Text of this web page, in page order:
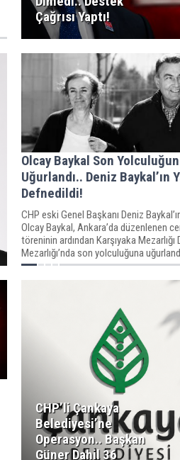
Çağrısı Yaptı!
Olcay Baykal Son
Uğurlandı.. Deniz Baykal’ın
Defnedildi!
CHP eski Genel Başkanı Deniz
Olcay Baykal, Ankara’da düzenlenen
töreninin ardından Karşıyaka Mezarlığı
Mezarlığı’nda son yolculuğuna
CHP’li Çankaya
Belediyesi’ne
Operasyon.. Başkan
Güner Dahil 36